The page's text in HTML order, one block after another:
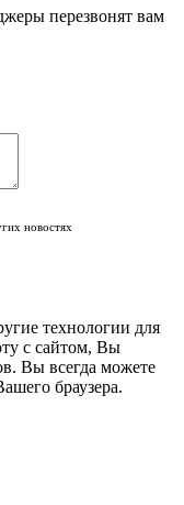
перезвонят вам
новостях
технологии для
с сайтом, Вы
Вы всегда можете
браузера.